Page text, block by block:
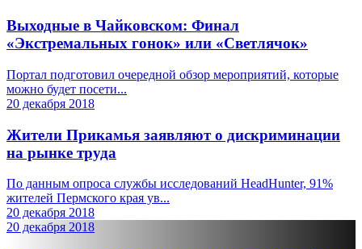
Выходные в Чайковском: Финал
«Экстремальных гонок» или «Светлячок»
Портал подготовил очередной обзор мероприятий, которые
можно будет посети...
20 декабря 2018
Жители Прикамья заявляют о дискриминации
на рынке труда
По данным опроса службы исследований HeadHunter, 91%
жителей Пермского края ув...
20 декабря 2018
20 декабря 2018